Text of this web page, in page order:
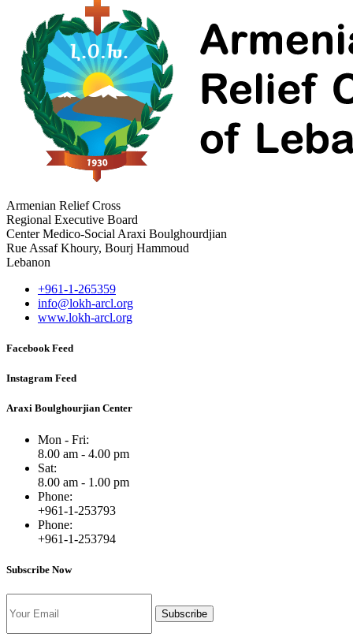
Armenian Relief Cross
Regional Executive Board
Center Medico-Social Araxi Boulghourdjian
Rue Assaf Khoury, Bourj Hammoud
Lebanon
+961-1-265359
info@lokh-arcl.org
www.lokh-arcl.org
Facebook Feed
Instagram Feed
Araxi Boulghourjian Center
Mon - Fri:
8.00 am - 4.00 pm
Sat:
8.00 am - 1.00 pm
Phone:
+961-1-253793
Phone:
+961-1-253794
Subscribe Now
Subscribe